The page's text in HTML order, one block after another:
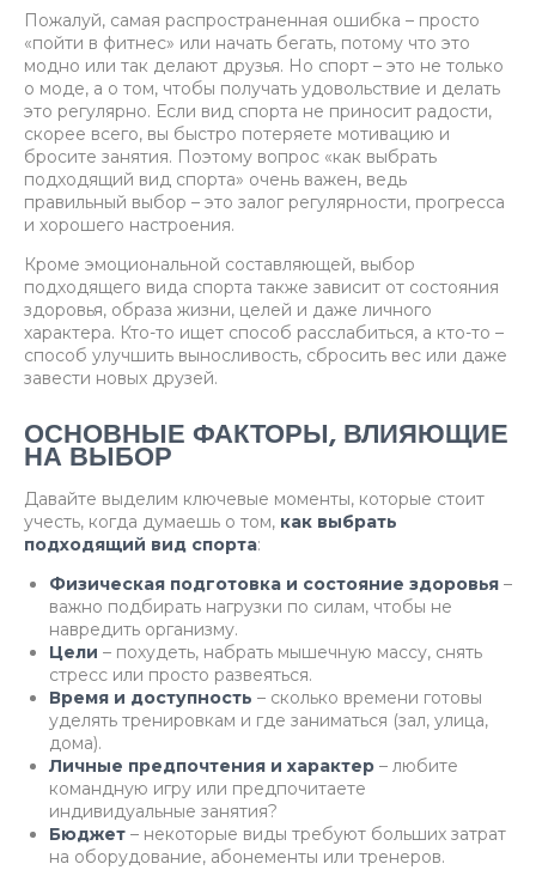
Пожалуй, самая распространенная ошибка – просто
«пойти в фитнес» или начать бегать, потому что это
модно или так делают друзья. Но спорт – это не только
о моде, а о том, чтобы получать удовольствие и делать
это регулярно. Если вид спорта не приносит радости,
скорее всего, вы быстро потеряете мотивацию и
бросите занятия. Поэтому вопрос «как выбрать
подходящий вид спорта» очень важен, ведь
правильный выбор – это залог регулярности, прогресса
и хорошего настроения.
Кроме эмоциональной составляющей, выбор
подходящего вида спорта также зависит от состояния
здоровья, образа жизни, целей и даже личного
характера. Кто-то ищет способ расслабиться, а кто-то –
способ улучшить выносливость, сбросить вес или даже
завести новых друзей.
ОСНОВНЫЕ ФАКТОРЫ, ВЛИЯЮЩИЕ
НА ВЫБОР
Давайте выделим ключевые моменты, которые стоит
учесть, когда думаешь о том, как выбрать
подходящий вид спорта:
Физическая подготовка и состояние здоровья –
важно подбирать нагрузки по силам, чтобы не
навредить организму.
Цели – похудеть, набрать мышечную массу, снять
стресс или просто развеяться.
Время и доступность – сколько времени готовы
уделять тренировкам и где заниматься (зал, улица,
дома).
Личные предпочтения и характер – любите
командную игру или предпочитаете
индивидуальные занятия?
Бюджет – некоторые виды требуют больших затрат
на оборудование, абонементы или тренеров.